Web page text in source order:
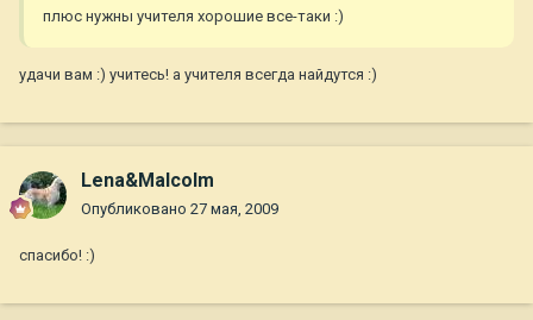
плюс нужны учителя хорошие все-таки :)
удачи вам :) учитесь! а учителя всегда найдутся :)
Lena&Malcolm
Опубликовано 27 мая, 2009
спасибо! :)